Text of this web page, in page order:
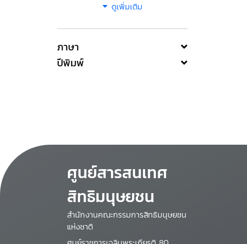
ดูเพิ่มเติม
ภาษา
ปีพิมพ์
ศูนย์สารสนเทศ
สิทธิมนุษยชน
สำนักงานคณะกรรมการสิทธิมนุษยชน
แห่งชาติ